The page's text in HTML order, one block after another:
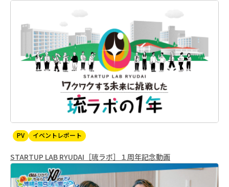
PV イベントレポート
STARTUP LAB RYUDAI［琉ラボ］１周年記念動画